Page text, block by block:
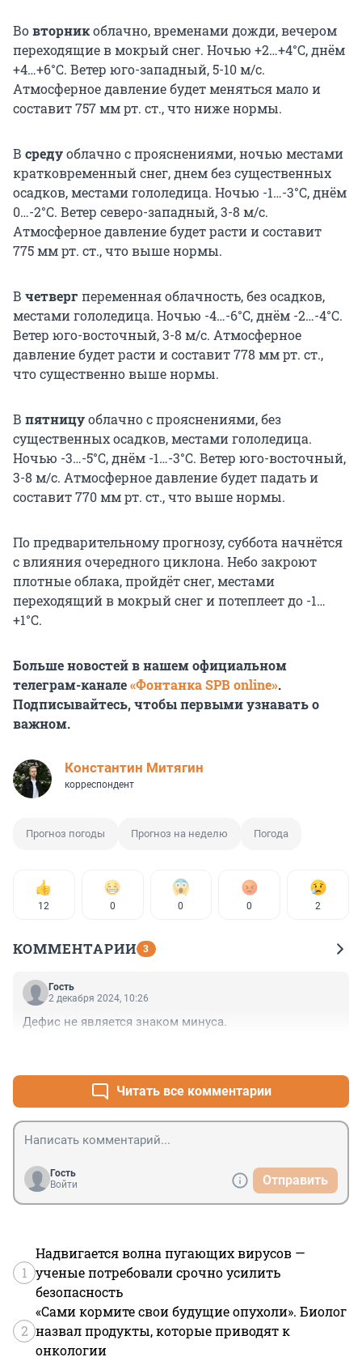
Вовторникоблачно, временами дожди, вечером
переходящие в мокрый снег. Ночью +2…+4°С, днём
+4…+6°С. Ветер юго-западный, 5-10 м/с.
Атмосферное давление будет меняться мало и
составит 757 мм рт. ст., что ниже нормы.
В средуоблачно с прояснениями, ночью местами
кратковременный снег, днем без существенных
осадков, местами гололедица. Ночью -1…-3°С, днём
0…-2°С. Ветер северо-западный, 3-8 м/с.
Атмосферное давление будет расти и составит
775 мм рт. ст., что выше нормы.
В четверг переменная облачность, без осадков,
местами гололедица. Ночью -4…-6°С, днём -2…-4°С.
Ветер юго-восточный, 3-8 м/с. Атмосферное
давление будет расти и составит 778 мм рт. ст.,
что существенно выше нормы.
В пятницуоблачно с прояснениями, без
существенных осадков, местами гололедица.
Ночью -3…-5°С, днём -1…-3°С. Ветер юго-восточный,
3-8 м/с. Атмосферное давление будет падать и
составит 770 мм рт. ст., что выше нормы.
По предварительному прогнозу, суббота начнётся
с влияния очередного циклона. Небо закроют
плотные облака, пройдёт снег, местами
переходящий в мокрый снег и потеплеет до -1…
+1°С.
Больше новостей в нашем официальном
телеграм-канале«Фонтанка SPB online».
Подписывайтесь, чтобы первыми узнавать о
важном.
Константин Митягин
корреспондент
Прогноз погоды Прогноз на неделю Погода
12 0 0 0 2
КОММЕНТАРИИ 3
Гость
2 декабря 2024, 10:26
Дефис не является знаком минуса.
Читать все комментарии
Гость
Войти
Отправить
1
Надвигается волна пугающих вирусов —
ученые потребовали срочно усилить
безопасность
2
«Сами кормите свои будущие опухоли». Биолог
назвал продукты, которые приводят к
онкологии